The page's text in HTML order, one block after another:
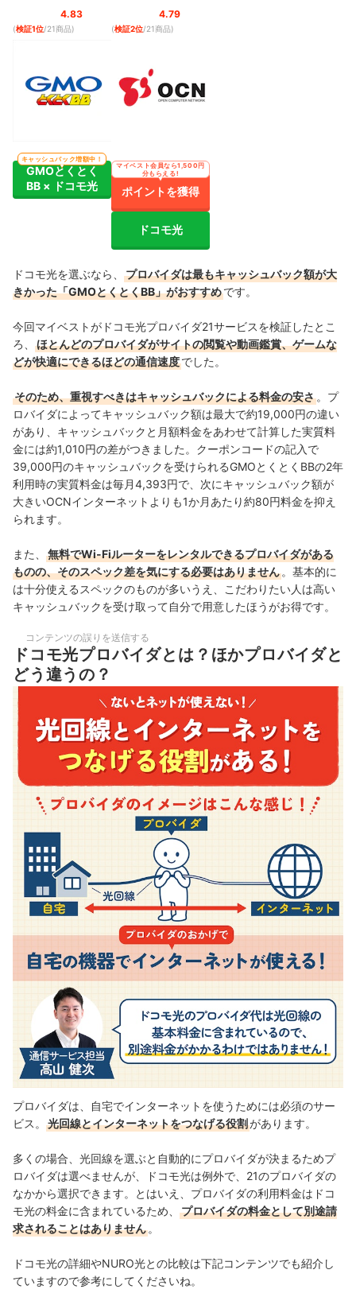
4.83
(検証1位/21商品)
GMOとくとく
BB × ドコモ光
キャッシュバック増額中！
4.79
(検証2位/21商品)
ポイントを獲得
マイベスト会員なら1,500円
分もらえる!
ドコモ光
ドコモ光を選ぶなら、
プロバイダは最もキャッシュバック額が大
きかった「GMOとくとくBB」がおすすめです。
今回マイベストがドコモ光プロバイダ21サービスを検証したとこ
ろ、
ほとんどのプロバイダがサイトの閲覧や動画鑑賞、ゲームな
どが快適にできるほどの通信速度でした。
そのため、重視すべきはキャッシュバックによる料金の安さ。プ
ロバイダによってキャッシュバック額は最大で約19,000円の違い
があり、キャッシュバックと月額料金をあわせて計算した実質料
金には約1,010円の差がつきました。クーポンコードの記入で
39,000円のキャッシュバックを受けられるGMOとくとくBBの2年
利用時の実質料金は毎月4,393円で、次にキャッシュバック額が
大きいOCNインターネットよりも1か月あたり約80円料金を抑え
られます。
また、
無料でWi-Fiルーターをレンタルできるプロバイダがある
ものの、そのスペック差を気にする必要はありません。基本的に
は十分使えるスペックのものが多いうえ、こだわりたい人は高い
キャッシュバックを受け取って自分で用意したほうがお得です。
コンテンツの誤りを送信する
ドコモ光プロバイダとは？ほかプロバイダと
どう違うの？
プロバイダは、自宅でインターネットを使うためには必須のサー
ビス。
光回線とインターネットをつなげる役割があります。
多くの場合、光回線を選ぶと自動的にプロバイダが決まるためプ
ロバイダは選べませんが、ドコモ光は例外で、21のプロバイダの
なかから選択できます。とはいえ、プロバイダの利用料金はドコ
モ光の料金に含まれているため、
プロバイダの料金として別途請
求されることはありません 。
ドコモ光の詳細やNURO光との比較は下記コンテンツでも紹介し
ていますので参考にしてくださいね。